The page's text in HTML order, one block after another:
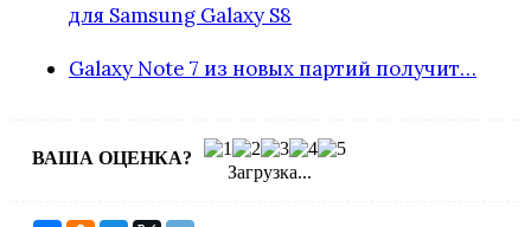
для Samsung Galaxy S8
Galaxy Note 7 из новых партий получит…
ВАША ОЦЕНКА?
Загрузка...